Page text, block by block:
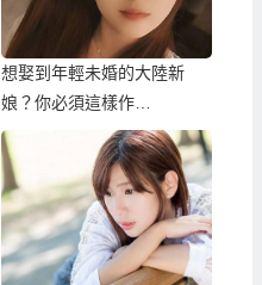
想娶到年輕未婚的大陸新
娘？你必須這樣作…